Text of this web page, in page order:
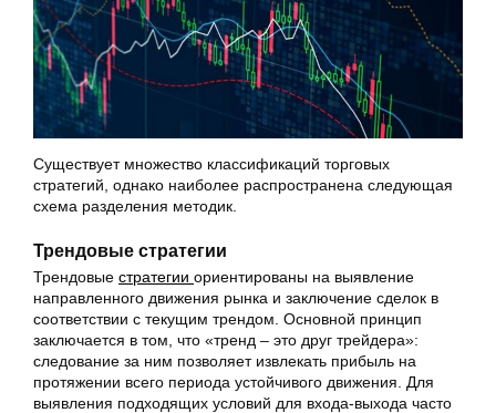
Существует множество классификаций торговых
стратегий, однако наиболее распространена следующая
схема разделения методик.
Трендовые стратегии
Трендовые стратегии ориентированы на выявление
направленного движения рынка и заключение сделок в
соответствии с текущим трендом. Основной принцип
заключается в том, что «тренд – это друг трейдера»:
следование за ним позволяет извлекать прибыль на
протяжении всего периода устойчивого движения. Для
выявления подходящих условий для входа-выхода часто